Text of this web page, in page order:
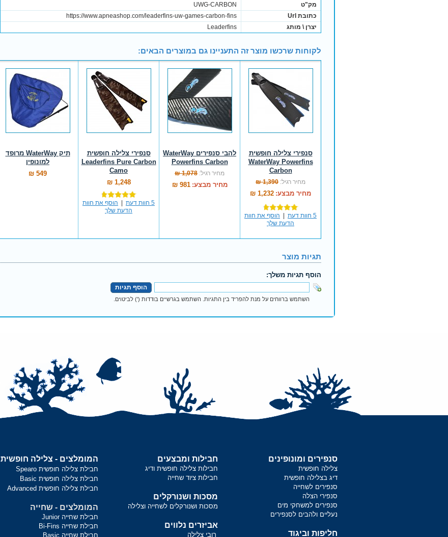
מק"ט
UWG-CARBON
כתובת Url
https://www.apneashop.com/leaderfins-uw-games-carbon-fins
יצרן \ מותג
Leaderfins
לקוחות שרכשו מוצר זה התעניינו גם במוצרים הבאים:
סנפירי צלילה חופשית
WaterWay Powerfins
Carbon
מחיר רגיל: 1,390 ₪
מחיר מבצע: 1,232 ₪
5 חוות דעת
הוסף את חוות
הדעת שלך
להבי סנפירים WaterWay
Powerfins Carbon
מחיר רגיל: 1,078 ₪
מחיר מבצע: 981 ₪
סנפירי צלילה חופשית
Leaderfins Pure Carbon
Camo
1,248 ₪
5 חוות דעת
הוסף את חוות
הדעת שלך
תיק WaterWay מרופד
למונופין
549 ₪
תגיות מוצר
הוסף תגיות משלך:
הוסף תגיות
השתמש ברווחים על מנת להפריד בין התגיות. השתמש בגרשיים בודדות (') לביטוים.
סנפירים ומונופינים
צלילה חופשית
דיג בצלילה חופשית
סנפירים לשחייה
סנפירי הצלה
סנפירים למשחקי מים
נעליים ולהבים לסנפירים
חליפות וביגוד
חבילות ומבצעים
חבילות צלילה חופשית ודיג
חבילות ציוד שחייה
מסכות ושנורקלים
מסכות ושנורקלים לשחייה וצלילה
אביזרים נלווים
רובי צלילה
המומלצים - צלילה חופשית
חבילת צלילה חופשית Spearo
חבילת צלילה חופשית Basic
חבילת צלילה חופשית Advanced
המומלצים - שחייה
חבילת שחייה Junior
חבילת שחייה Bi-Fins
חבילת שחייה Basic